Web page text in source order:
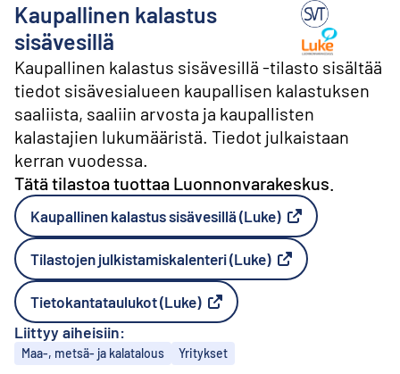
Kaupallinen kalastus
sisävesillä
Tuottaja:
Kaupallinen kalastus sisävesillä -tilasto sisältää
tiedot sisävesialueen kaupallisen kalastuksen
saaliista, saaliin arvosta ja kaupallisten
kalastajien lukumääristä. Tiedot julkaistaan
kerran vuodessa.
Tätä tilastoa tuottaa Luonnonvarakeskus.
Kaupallinen kalastus sisävesillä (Luke)
Ulkoinen linkki
Tilastojen julkistamiskalenteri (Luke)
Ulkoinen linkki
Tietokantataulukot (Luke)
Ulkoinen linkki
Liittyy aiheisiin:
Aiheet
Maa-, metsä- ja kalatalous Yritykset